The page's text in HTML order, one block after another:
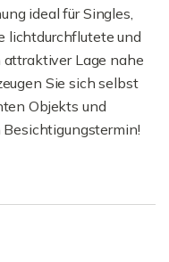
ideal für Singles,
lichtdurchflutete und
Lage nahe
Sie sich selbst
Objekts und